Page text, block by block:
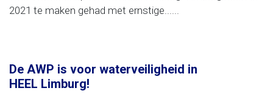
2021 te maken gehad met ernstige......
De AWP is voor waterveiligheid in
HEEL Limburg!